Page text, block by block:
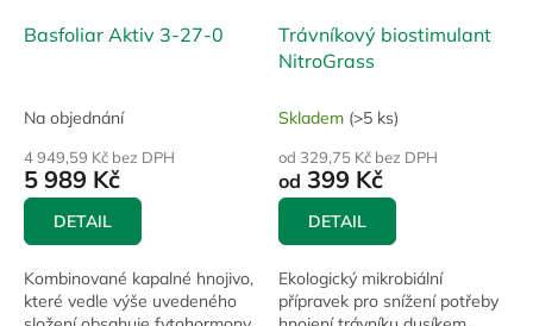
Basfoliar Aktiv 3-27-0
Na objednání
4 949,59 Kč bez DPH
5 989 Kč
DETAIL
Kombinované kapalné hnojivo,
které vedle výše uvedeného
Trávníkový biostimulant
NitroGrass
Skladem (>5 ks)
od 329,75 Kč bez DPH
od 399 Kč
DETAIL
Ekologický mikrobiální
přípravek pro snížení potřeby